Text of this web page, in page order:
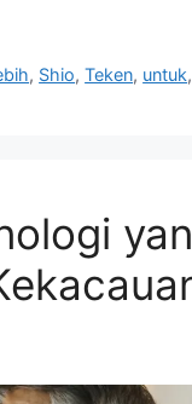
, Shio,Teken, untuk